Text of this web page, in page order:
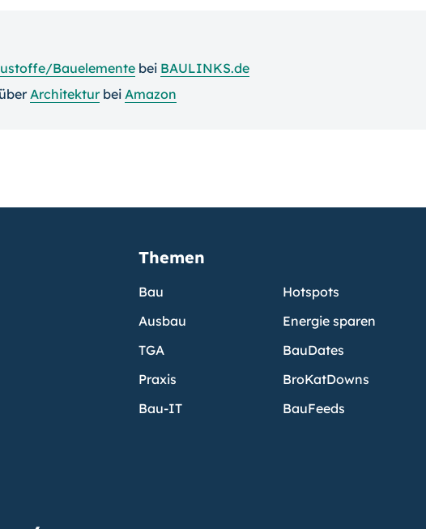
Bauelemente bei BAULINKS.de
Architekturbei Amazon
Themen
Bau
Ausbau
TGA
Praxis
Bau-IT
Hotspots
Energie sparen
BauDates
BroKatDowns
BauFeeds